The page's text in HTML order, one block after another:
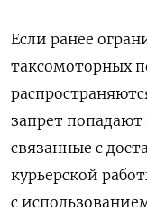
Если ранее
таксомоторных
запрет попадают
связанные с
курьерской
с